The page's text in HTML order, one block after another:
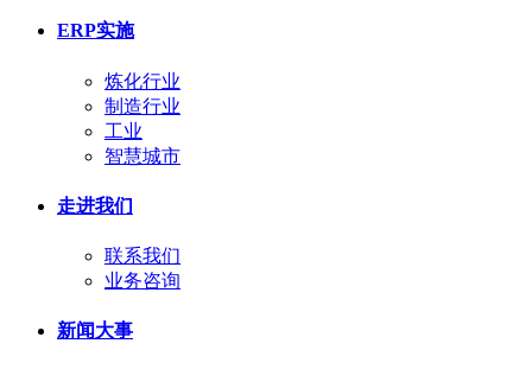
ERP实施
炼化行业
制造行业
工业
智慧城市
走进我们
联系我们
业务咨询
新闻大事